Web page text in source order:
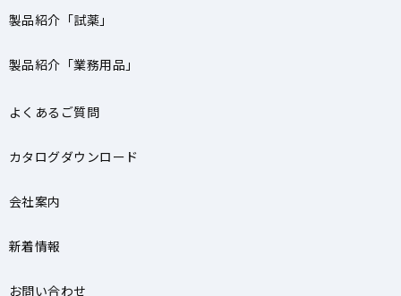
製品紹介「試薬」
製品紹介「業務用品」
よくあるご質問
カタログダウンロード
会社案内
新着情報
お問い合わせ